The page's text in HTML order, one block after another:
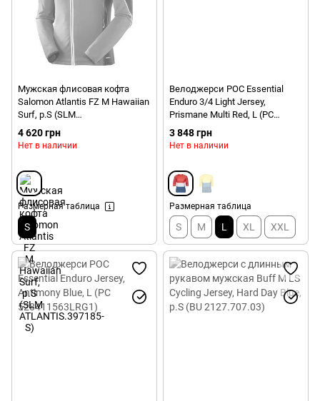
Мужская флисовая кофта
Salomon Atlantis FZ M Hawaiian
Surf, р.S (SLM
ATLANTIS.397185-S)
4 620 грн
Нет в наличии
Размерная таблица
S
Велоджерси POC Essential
Enduro 3/4 Light Jersey,
Prismane Multi Red, L (PC
528338186LRG1)
3 848 грн
Нет в наличии
Размерная таблица
S M L XL XXL